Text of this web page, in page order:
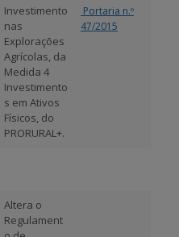
Investimento
nas
Explorações
Agrícolas, da
Medida 4 
Investimento
s em Ativos
Físicos, do
PRORURAL+.
Portaria n.º
47/2015
Altera o
Regulament